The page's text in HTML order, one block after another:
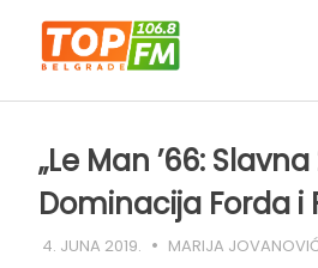
content
„Le Man ’66:
Dominacija Forda i
4. JUNA 2019. MARIJA